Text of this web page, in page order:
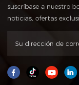
suscríbase a nuestro
noticias, ofertas